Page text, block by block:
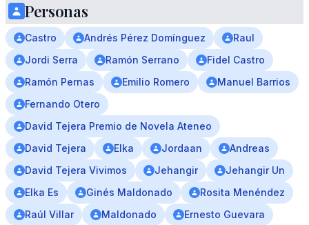
Personas
Castro Andrés Pérez Domínguez
Raul
Jordi Serra
Ramón Serrano
Fidel Castro
Ramón Pernas
Emilio Romero
Manuel Barrios
Fernando Otero
David Tejera Premio de Novela Ateneo
David Tejera
Elka Jordaan
Andreas
David Tejera Vivimos
Jehangir
Jehangir Un
Elka Es
Ginés Maldonado
Rosita Menéndez
Raúl Villar
Maldonado
Ernesto Guevara